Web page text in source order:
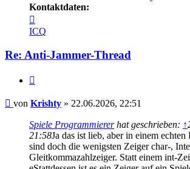
Kontaktdaten:
von
Krishty
ICQ
Re: Anti-Jammer-Thread
Beitrag
von Krishty » 22.06.2026, 22:51
Spiele Programmiererhat geschrieben: ↑
21:58Ja das ist lieb, aber in einem echten
sind doch die wenigsten Zeiger char-,
Gleitkommazahlzeiger. Statt einem int-